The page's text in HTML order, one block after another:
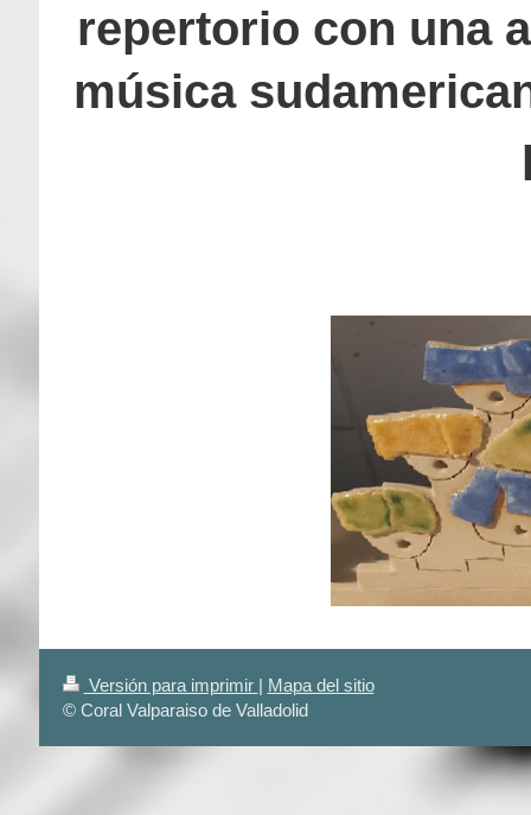
repertorio con una
música
Versión para imprimir | Mapa del sitio
© Coral Valparaiso de Valladolid